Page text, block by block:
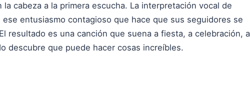
cabeza a la primera escucha. La interpretación vocal de
entusiasmo contagioso que hace que sus seguidores se
resultado es una canción que suena a fiesta, a celebración, a
descubre que puede hacer cosas increíbles.